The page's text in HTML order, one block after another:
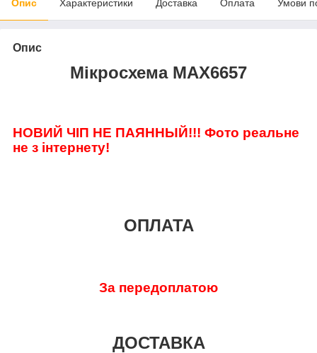
Опис Характеристики Доставка Оплата Умови
Опис
Мікросхема MAX6657
НОВИЙ ЧІП НЕ ПАЯННЫЙ!!! Фото реальне
не з інтернету!
ОПЛАТА
За передоплатою
ДОСТАВКА